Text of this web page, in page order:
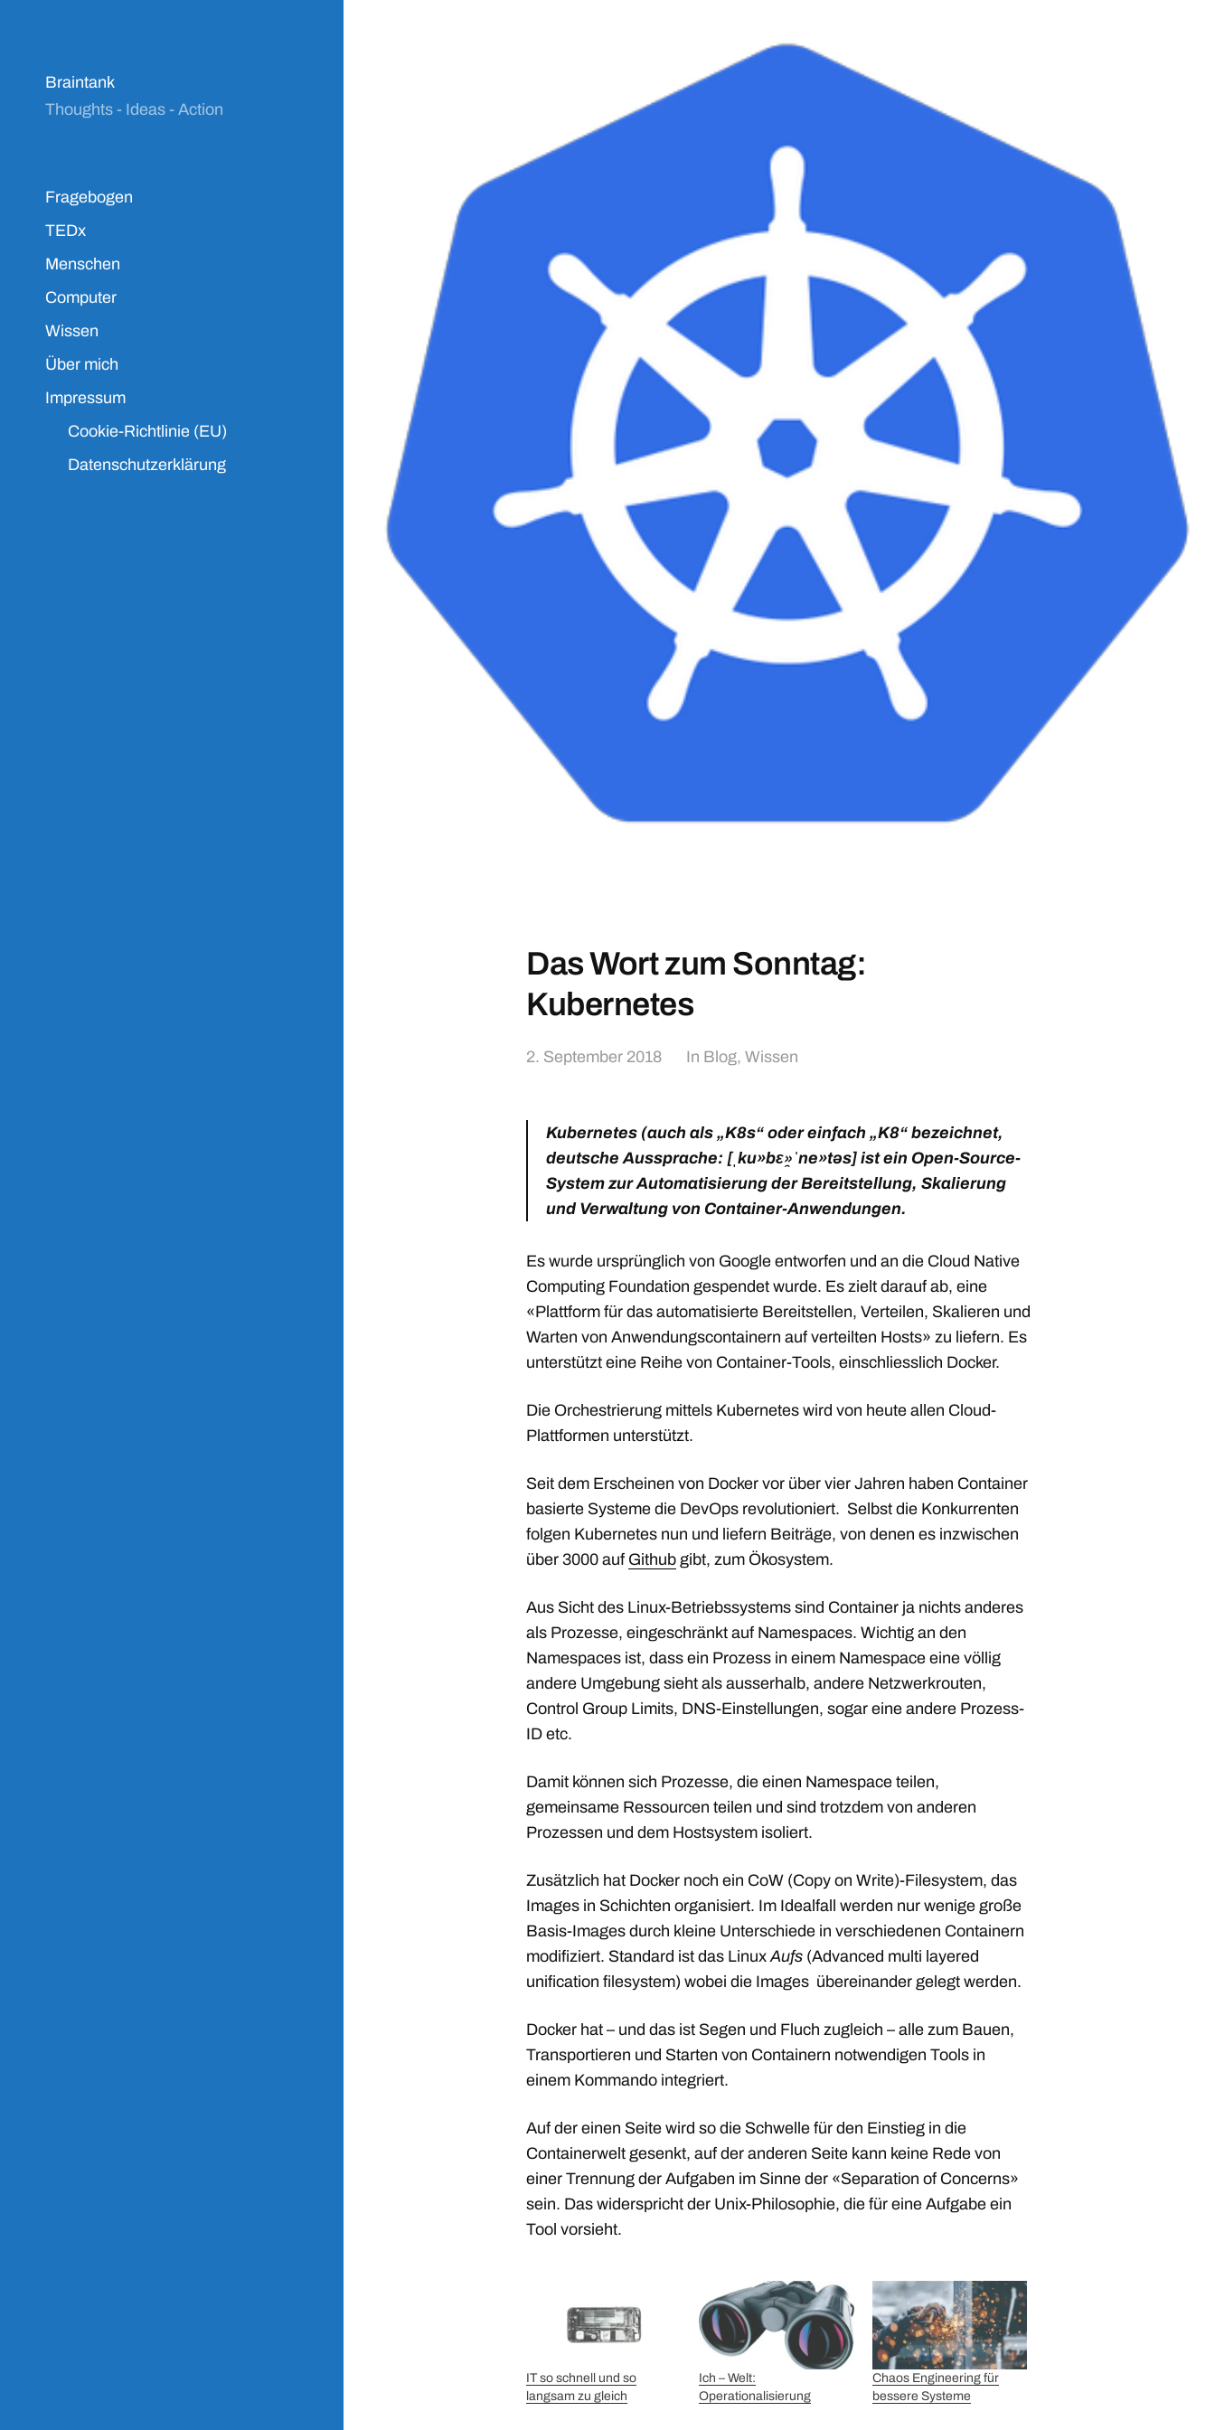
Braintank
Thoughts - Ideas - Action
Fragebogen
TEDx
Menschen
Computer
Wissen
Über mich
Impressum
Cookie-Richtlinie (EU)
Datenschutzerklärung
Das Wort zum Sonntag:
Kubernetes
2. September 2018 In Blog, Wissen
Kubernetes (auch als „K8s“ oder einfach „K8“ bezeichnet,
deutsche Aussprache: [ˌku»bɛ»̯ˈne»təs] ist ein Open-Source-
System zur Automatisierung der Bereitstellung, Skalierung
und Verwaltung von Container-Anwendungen.
Es wurde ursprünglich von Google entworfen und an die Cloud Native
Computing Foundation gespendet wurde. Es zielt darauf ab, eine
«Plattform für das automatisierte Bereitstellen, Verteilen, Skalieren und
Warten von Anwendungscontainern auf verteilten Hosts» zu liefern. Es
unterstützt eine Reihe von Container-Tools, einschliesslich Docker.
Die Orchestrierung mittels Kubernetes wird von heute allen Cloud-
Plattformen unterstützt.
Seit dem Erscheinen von Docker vor über vier Jahren haben Container
basierte Systeme die DevOps revolutioniert. Selbst die Konkurrenten
folgen Kubernetes nun und liefern Beiträge, von denen es inzwischen
über 3000 auf Github gibt, zum Ökosystem.
Aus Sicht des Linux-Betriebssystems sind Container ja nichts anderes
als Prozesse, eingeschränkt auf Namespaces. Wichtig an den
Namespaces ist, dass ein Prozess in einem Namespace eine völlig
andere Umgebung sieht als ausserhalb, andere Netzwerkrouten,
Control Group Limits, DNS-Einstellungen, sogar eine andere Prozess-
ID etc.
Damit können sich Prozesse, die einen Namespace teilen,
gemeinsame Ressourcen teilen und sind trotzdem von anderen
Prozessen und dem Hostsystem isoliert.
Zusätzlich hat Docker noch ein CoW (Copy on Write)-Filesystem, das
Images in Schichten organisiert. Im Idealfall werden nur wenige große
Basis-Images durch kleine Unterschiede in verschiedenen Containern
modifiziert. Standard ist das LinuxAufs (Advanced multi layered
unification filesystem) wobei die Images übereinander gelegt werden.
Docker hat – und das ist Segen und Fluch zugleich – alle zum Bauen,
Transportieren und Starten von Containern notwendigen Tools in
einem Kommando integriert.
Auf der einen Seite wird so die Schwelle für den Einstieg in die
Containerwelt gesenkt, auf der anderen Seite kann keine Rede von
einer Trennung der Aufgaben im Sinne der «Separation of Concerns»
sein. Das widerspricht der Unix-Philosophie, die für eine Aufgabe ein
Tool vorsieht.
IT so schnell und so
langsam zu gleich
Ich – Welt:
Operationalisierung
Chaos Engineering für
bessere Systeme